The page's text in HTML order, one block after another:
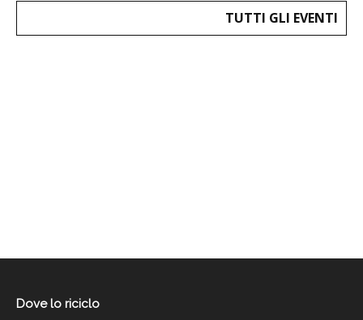
TUTTI GLI EVENTI
Dove lo riciclo